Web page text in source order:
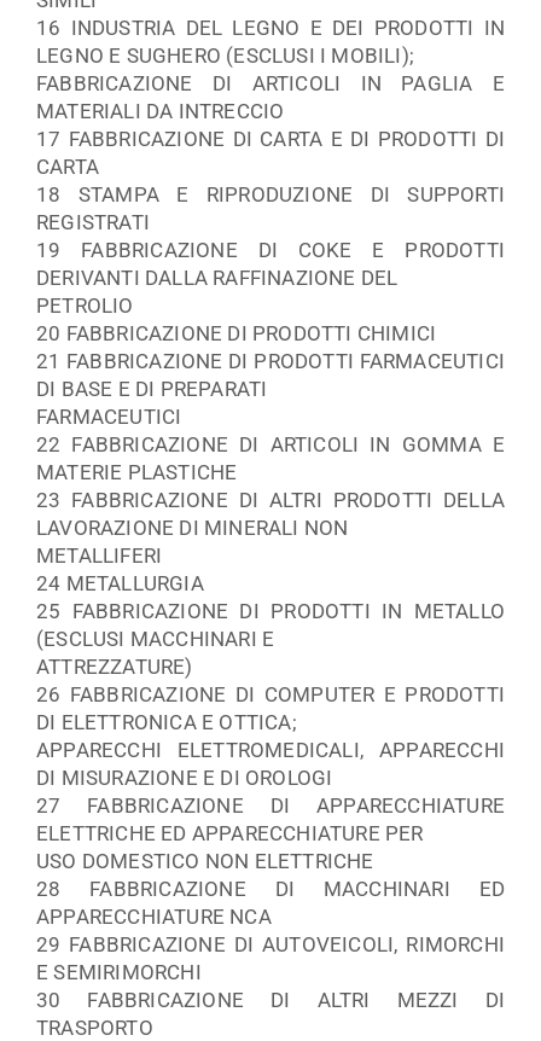
16 INDUSTRIA DEL LEGNO E DEI PRODOTTI IN
LEGNO E SUGHERO (ESCLUSI I MOBILI);
FABBRICAZIONE DI ARTICOLI IN PAGLIA E
MATERIALI DA INTRECCIO
17 FABBRICAZIONE DI CARTA E DI PRODOTTI DI
CARTA
18 STAMPA E RIPRODUZIONE DI SUPPORTI
REGISTRATI
19 FABBRICAZIONE DI COKE E PRODOTTI
DERIVANTI DALLA RAFFINAZIONE DEL
PETROLIO
20 FABBRICAZIONE DI PRODOTTI CHIMICI
21 FABBRICAZIONE DI PRODOTTI FARMACEUTICI
DI BASE E DI PREPARATI
FARMACEUTICI
22 FABBRICAZIONE DI ARTICOLI IN GOMMA E
MATERIE PLASTICHE
23 FABBRICAZIONE DI ALTRI PRODOTTI DELLA
LAVORAZIONE DI MINERALI NON
METALLIFERI
24 METALLURGIA
25 FABBRICAZIONE DI PRODOTTI IN METALLO
(ESCLUSI MACCHINARI E
ATTREZZATURE)
26 FABBRICAZIONE DI COMPUTER E PRODOTTI
DI ELETTRONICA E OTTICA;
APPARECCHI ELETTROMEDICALI, APPARECCHI
DI MISURAZIONE E DI OROLOGI
27 FABBRICAZIONE DI APPARECCHIATURE
ELETTRICHE ED APPARECCHIATURE PER
USO DOMESTICO NON ELETTRICHE
28 FABBRICAZIONE DI MACCHINARI ED
APPARECCHIATURE NCA
29 FABBRICAZIONE DI AUTOVEICOLI, RIMORCHI
E SEMIRIMORCHI
30 FABBRICAZIONE DI ALTRI MEZZI DI
TRASPORTO